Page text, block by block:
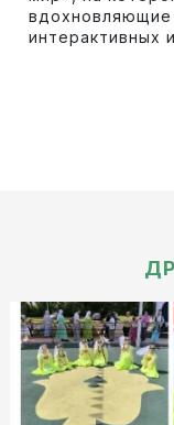
вдохновляющие
интерактивных